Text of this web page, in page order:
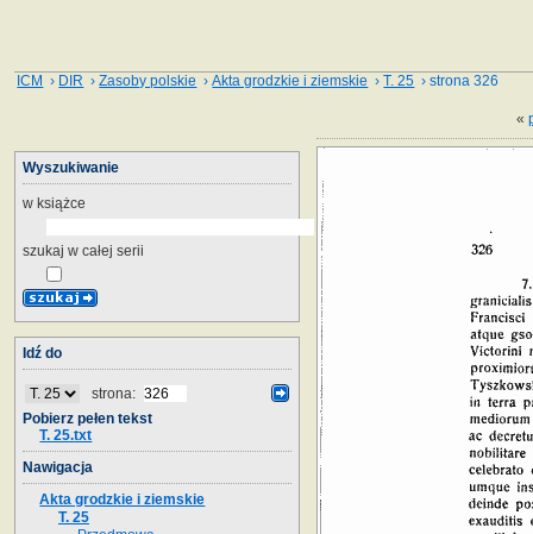
ICM › DIR ›Zasoby polskie ›Akta grodzkie i ziemskie ›T. 25 › strona 326
«
Wyszukiwanie
w książce
szukaj w całej serii
Idź do
strona:
Pobierz pełen tekst
T. 25.txt
Nawigacja
Akta grodzkie i ziemskie
T. 25